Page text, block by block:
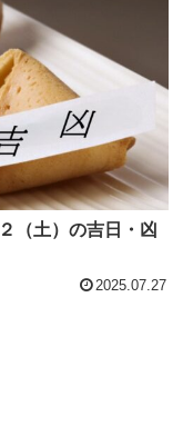
（土）の吉日・凶
2025.07.27